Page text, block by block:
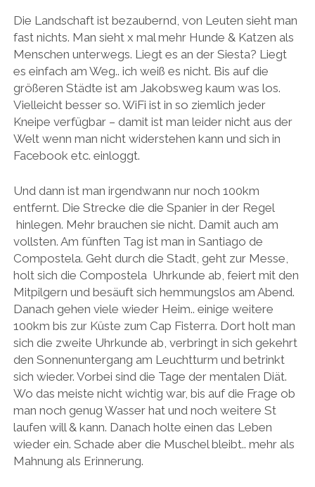
Die Landschaft ist bezaubernd, von Leuten sieht man
fast nichts. Man sieht x mal mehr Hunde & Katzen als
Menschen unterwegs. Liegt es an der Siesta? Liegt
es einfach am Weg.. ich weiß es nicht. Bis auf die
größeren Städte ist am Jakobsweg kaum was los.
Vielleicht besser so. WiFi ist in so ziemlich jeder
Kneipe verfügbar – damit ist man leider nicht aus der
Welt wenn man nicht widerstehen kann und sich in
Facebook etc. einloggt.
Und dann ist man irgendwann nur noch 100km
entfernt. Die Strecke die die Spanier in der Regel
hinlegen. Mehr brauchen sie nicht. Damit auch am
vollsten. Am fünften Tag ist man in Santiago de
Compostela. Geht durch die Stadt, geht zur Messe,
holt sich die Compostela Uhrkunde ab, feiert mit den
Mitpilgern und besäuft sich hemmungslos am Abend.
Danach gehen viele wieder Heim.. einige weitere
100km bis zur Küste zum Cap Fisterra. Dort holt man
sich die zweite Uhrkunde ab, verbringt in sich gekehrt
den Sonnenuntergang am Leuchtturm und betrinkt
sich wieder. Vorbei sind die Tage der mentalen Diät.
Wo das meiste nicht wichtig war, bis auf die Frage ob
man noch genug Wasser hat und noch weitere St
laufen will & kann. Danach holte einen das Leben
wieder ein. Schade aber die Muschel bleibt.. mehr als
Mahnung als Erinnerung.